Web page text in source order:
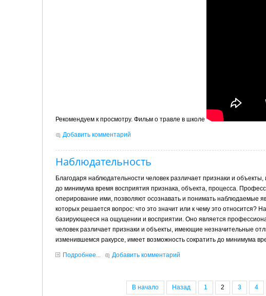
Рекомендуем к просмотру. Фильм о травле в школе
Добавить комментарий
Наблюдательность
Благодаря наблюдательности человек различает признаки и
до минимума время восприятия признака, объекта, процесса.
оперирование ими, позволяют осознавать и понимать наблюдаемые
которых решается вопрос: что это значит или к чему это относится?
базирующееся на ощущении и восприятии. Оно является
человек различает признаки и объекты, имеющие незначительные
изменившемся ракурсе, имеет возможность сократить до минимума
Подробнее... Добавить комментарий
В начало Назад 1 2 3 4